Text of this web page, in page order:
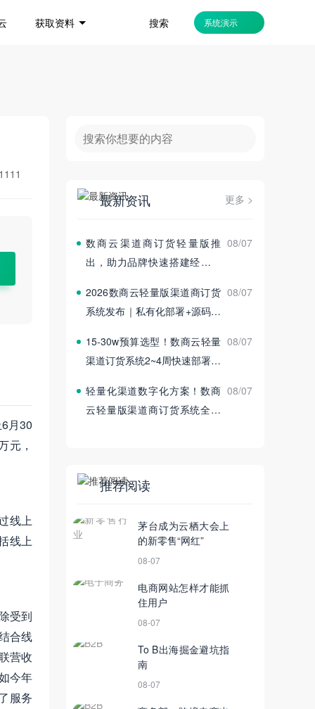
获取资料 搜索 系统演示
月30
元，
线上
线上
受到
合线
营收
今年
服务
最新资讯 更多 >
数商云渠道商订货轻量版推
出，助力品牌快速搭建经销商
08/07
2026数商云轻量版渠道商订货
系统发布｜私有化部署+源码交
08/07
15‑30w预算选型！数商云轻量
渠道订货系统2~4周快速部署上
08/07
轻量化渠道数字化方案！数商
云轻量版渠道商订货系统全新
08/07
推荐阅读
茅台成为云栖大会上
的新零售“网红”
08-07
电商网站怎样才能抓
住用户
08-07
To B出海掘金避坑指
南
08-07